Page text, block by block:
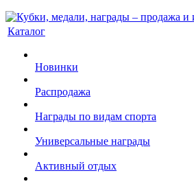
Каталог
Новинки
Распродажа
Награды по видам спорта
Универсальные награды
Активный отдых